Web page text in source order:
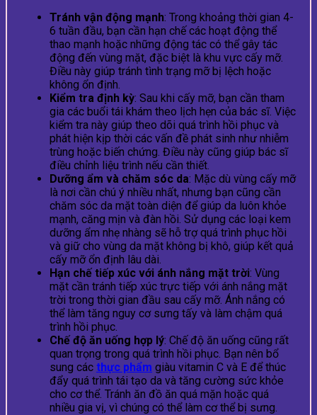
Tránh vận động mạnh: Trong khoảng thời gian 4-
6 tuần đầu, bạn cần hạn chế các hoạt động thể
thao mạnh hoặc những động tác có thể gây tác
động đến vùng mặt, đặc biệt là khu vực cấy mỡ.
Điều này giúp tránh tình trạng mỡ bị lệch hoặc
không ổn định.
Kiểm tra định kỳ: Sau khi cấy mỡ, bạn cần tham
gia các buổi tái khám theo lịch hẹn của bác sĩ. Việc
kiểm tra này giúp theo dõi quá trình hồi phục và
phát hiện kịp thời các vấn đề phát sinh như nhiễm
trùng hoặc biến chứng. Điều này cũng giúp bác sĩ
điều chỉnh liệu trình nếu cần thiết.
Dưỡng ẩm và chăm sóc da: Mặc dù vùng cấy mỡ
là nơi cần chú ý nhiều nhất, nhưng bạn cũng cần
chăm sóc da mặt toàn diện để giúp da luôn khỏe
mạnh, căng mịn và đàn hồi. Sử dụng các loại kem
dưỡng ẩm nhẹ nhàng sẽ hỗ trợ quá trình phục hồi
và giữ cho vùng da mặt không bị khô, giúp kết quả
cấy mỡ ổn định lâu dài.
Hạn chế tiếp xúc với ánh nắng mặt trời: Vùng
mặt cần tránh tiếp xúc trực tiếp với ánh nắng mặt
trời trong thời gian đầu sau cấy mỡ. Ánh nắng có
thể làm tăng nguy cơ sưng tấy và làm chậm quá
trình hồi phục.
Chế độ ăn uống hợp lý: Chế độ ăn uống cũng rất
quan trọng trong quá trình hồi phục. Bạn nên bổ
sung các thực phẩm giàu vitamin C và E để thúc
đẩy quá trình tái tạo da và tăng cường sức khỏe
cho cơ thể. Tránh ăn đồ ăn quá mặn hoặc quá
nhiều gia vị, vì chúng có thể làm cơ thể bị sưng.